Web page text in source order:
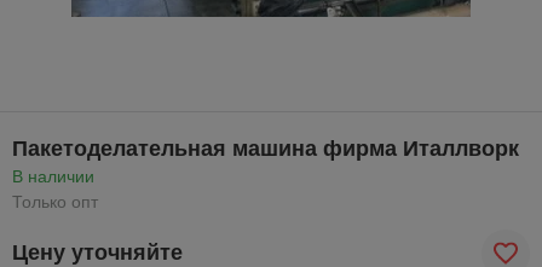
Пакетоделательная машина фирма Италлворк
В наличии
Только опт
Цену уточняйте